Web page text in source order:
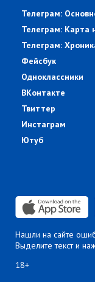
Телеграм:
Телеграм: Карта
Телеграм:
Фейсбук
Одноклассники
ВКонтакте
Твиттер
Инстаграм
Ютуб
Нашли на сайте
Выделите текст и
18+